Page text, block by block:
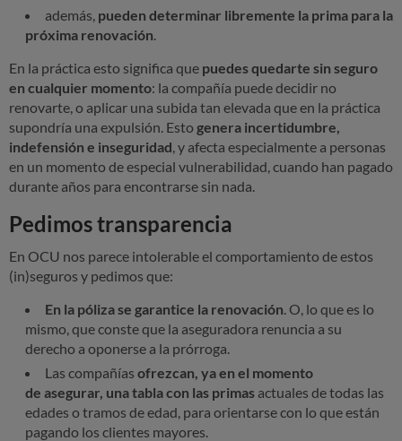
s
d
e
s
a
l
d
además, pueden determinar libremente la prima para la
próxima renovación.
En la práctica esto significa que puedes quedarte sin seguro
en cualquier momento: la compañía puede decidir no
renovarte, o aplicar una subida tan elevada que en la práctica
supondría una expulsión. Esto genera incertidumbre,
indefensión e inseguridad, y afecta especialmente a personas
en un momento de especial vulnerabilidad, cuando han pagado
durante años para encontrarse sin nada.
Pedimos transparencia
En OCU nos parece intolerable el comportamiento de estos
(in)seguros y pedimos que:
En la póliza se garantice la renovación. O, lo que es lo
mismo, que conste que la aseguradora renuncia a su
derecho a oponerse a la prórroga.
Las compañías ofrezcan, ya en el momento
de asegurar, una tabla con las primas actuales de todas las
edades o tramos de edad, para orientarse con lo que están
pagando los clientes mayores.